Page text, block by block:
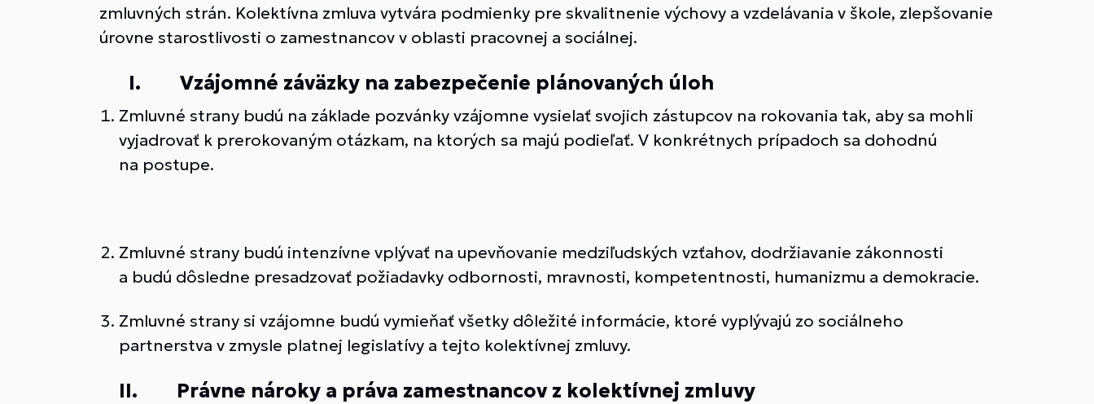
zmluvných strán. Kolektívna zmluva vytvára podmienky pre skvalitnenie výchovy a vzdelávania v škole, zlepšovanie
úrovne starostlivosti o zamestnancov v oblasti pracovnej a sociálnej.
I. Vzájomné záväzky na zabezpečenie plánovaných úloh
Zmluvné strany budú na základe pozvánky vzájomne vysielať svojich zástupcov na rokovania tak, aby sa mohli
vyjadrovať k prerokovaným otázkam, na ktorých sa majú podieľať. V konkrétnych prípadoch sa dohodnú
na postupe.
Zmluvné strany budú intenzívne vplývať na upevňovanie medziľudských vzťahov, dodržiavanie zákonnosti
a budú dôsledne presadzovať požiadavky odbornosti, mravnosti, kompetentnosti, humanizmu a demokracie.
Zmluvné strany si vzájomne budú vymieňať všetky dôležité informácie, ktoré vyplývajú zo sociálneho
partnerstva v zmysle platnej legislatívy a tejto kolektívnej zmluvy.
II. Právne nároky a práva zamestnancov z kolektívnej zmluvy